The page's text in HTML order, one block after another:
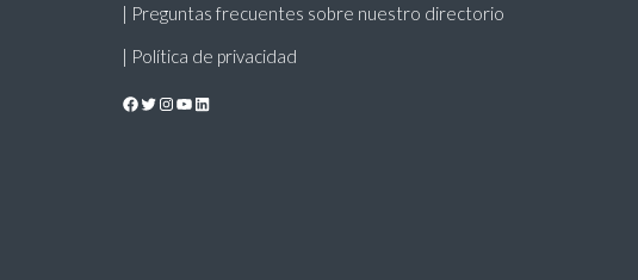
| Preguntas frecuentes sobre nuestro directorio
| Política de privacidad
Facebook
Twitter
Instagram
YouTube
LinkedIn